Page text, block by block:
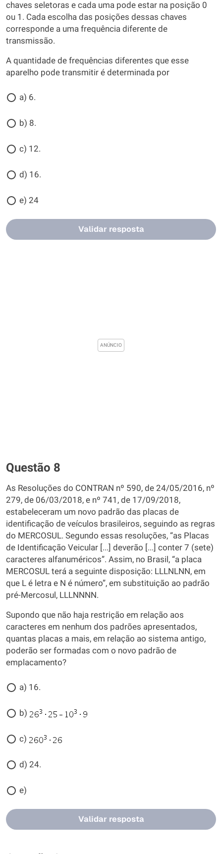
chaves seletoras e cada uma pode estar na posição 0
ou 1. Cada escolha das posições dessas chaves
corresponde a uma frequência diferente de
transmissão.
A quantidade de frequências diferentes que esse
aparelho pode transmitir é determinada por
a) 6.
b) 8.
c) 12.
d) 16.
e) 24
Validar resposta
Questão 8
As Resoluções do CONTRAN nº 590, de 24/05/2016, nº
279, de 06/03/2018, e nº 741, de 17/09/2018,
estabeleceram um novo padrão das placas de
identificação de veículos brasileiros, seguindo as regras
do MERCOSUL. Segundo essas resoluções, “as Placas
de Identificação Veicular [...] deverão [...] conter 7 (sete)
caracteres alfanuméricos”. Assim, no Brasil, “a placa
MERCOSUL terá a seguinte disposição: LLLNLNN, em
que L é letra e N é número”, em substituição ao padrão
pré-Mercosul, LLLNNNN.
Supondo que não haja restrição em relação aos
caracteres em nenhum dos padrões apresentados,
quantas placas a mais, em relação ao sistema antigo,
poderão ser formadas com o novo padrão de
emplacamento?
a) 16.
b)
c)
d) 24.
e)
Validar resposta